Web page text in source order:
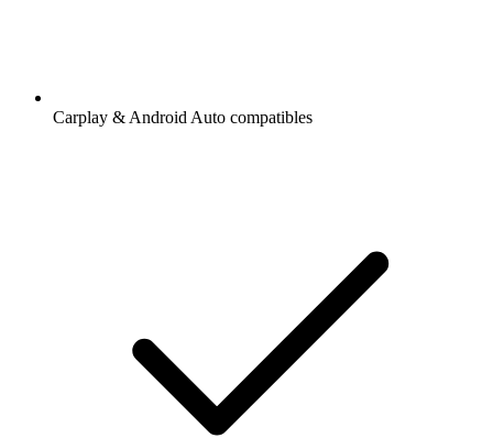
Carplay & Android Auto compatibles